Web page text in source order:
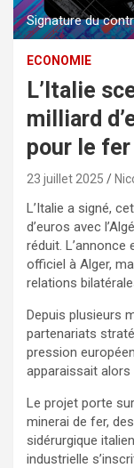
Signature du
ECONOMIE
L’Italie
milliard
pour le fer
23 juillet 2025
L’Italie a signé,
d’euros avec
réduit. L’annonce
officiel à Alger,
relations
Depuis plusieurs
partenariats
pression
apparaissait
Le projet porte
minerai de fer,
sidérurgique
industrielle